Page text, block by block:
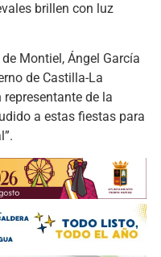
brillen con luz
Montiel, Ángel García
de Castilla-La
representante de la
a estas fiestas para